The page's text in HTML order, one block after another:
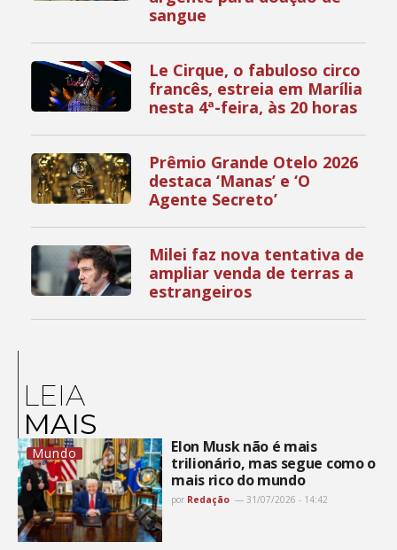
sangue
Le Cirque, o fabuloso circo
francês, estreia em Marília
nesta 4ª-feira, às 20 horas
Prêmio Grande Otelo 2026
destaca ‘Manas’ e ‘O
Agente Secreto’
Milei faz nova tentativa de
ampliar venda de terras a
estrangeiros
LEIA
MAIS
Mundo
Elon Musk não é mais
trilionário, mas segue como o
mais rico do mundo
por Redação 31/07/2026 - 14:42